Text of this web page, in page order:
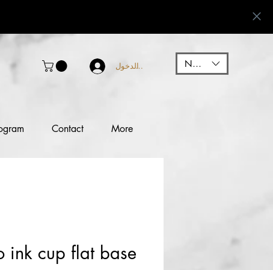
تسجيل الدخول NGN (₦)
Contact More
ink cup flat base